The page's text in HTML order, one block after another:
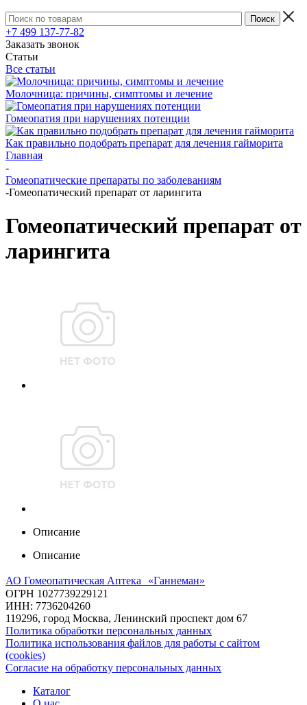
+7 499 137-77-82
Заказать звонок
Статьи
Все статьи
Молочница: причины, симптомы и лечение
Гомеопатия при нарушениях потенции
Как правильно подобрать препарат для лечения гайморита
Главная
-
Гомеопатические препараты по заболеваниям
-Гомеопатический препарат от ларингита
Гомеопатический препарат от
ларингита
Описание
Описание
АО Гомеопатическая Аптека «Ганнеман»
ОГРН 1027739229121
ИНН: 7736204260
119296, город Москва, Ленинский проспект дом 67
Политика обработки персональных данных
Политика использования файлов для работы с сайтом
(cookies)
Согласие на обработку персональных данных
Каталог